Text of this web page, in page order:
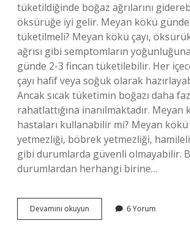
tüketildiğinde boğaz ağrılarını
öksürüğe iyi gelir. Meyan kökü
tüketilmeli? Meyan kökü çayı,
ağrısı gibi semptomların
günde 2-3 fincan tüketilebilir. Her
çayı hafif veya soğuk olarak
Ancak sıcak tüketimin boğazı daha
rahatlattığına inanılmaktadır. Meyan
hastaları kullanabilir mi? Meyan kökü
yetmezliği, böbrek yetmezliği,
gibi durumlarda güvenli olmayabilir.
durumlardan herhangi birine…
Devamını okuyun
Kökünün
6 Yorum